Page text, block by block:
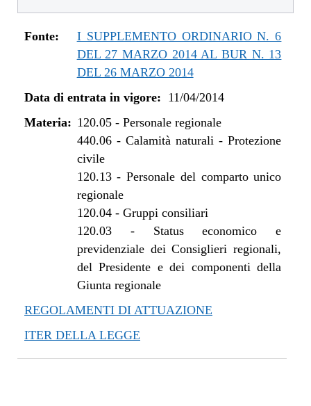
Fonte:
I SUPPLEMENTO ORDINARIO N. 6
DEL 27 MARZO 2014 AL BUR N. 13
DEL 26 MARZO 2014
Data di entrata in vigore: 11/04/2014
Materia: 120.05- Personale regionale
440.06- Calamità naturali - Protezione
civile
120.13-Personale del comparto unico
regionale
120.04- Gruppi consiliari
120.03- Status economico e
previdenziale dei Consiglieri regionali,
del Presidente e dei componenti della
Giunta regionale
REGOLAMENTI DI ATTUAZIONE
ITER DELLA LEGGE